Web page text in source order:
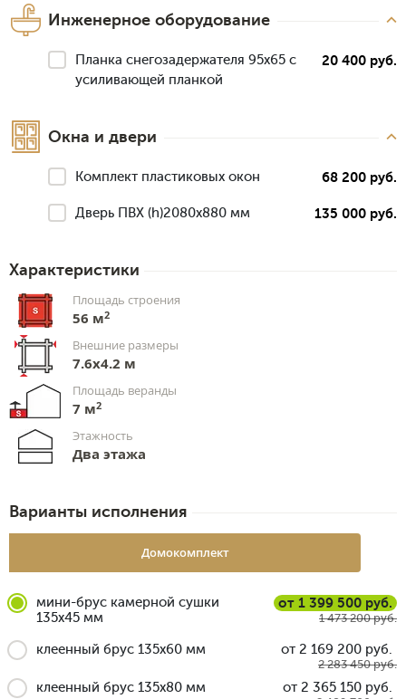
Инженерное оборудование
Планка снегозадержателя 95х65 с
усиливающей планкой
20 400 руб.
Окна и двери
Комплект пластиковых окон 68 200 руб.
Дверь ПВХ (h)2080х880 мм 135 000 руб.
Характеристики
Площадь строения
56 м2
Внешние размеры
7.6х4.2 м
Площадь веранды
7 м2
Этажность
Два этажа
Варианты исполнения
Домокомплект
мини-брус камерной сушки
135x45 мм
от 1 399 500 руб.
1 473 200 руб.
клеенный брус 135x60 мм от 2 169 200 руб.
2 283 450 руб.
клеенный брус 135x80 мм от 2 365 150 руб.